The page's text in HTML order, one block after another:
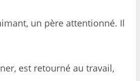
un père attentionné. Il
est retourné au travail,